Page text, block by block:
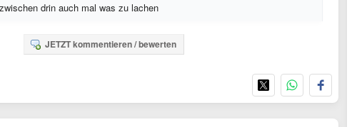
drin auch mal was zu lachen
JETZT kommentieren / bewerten